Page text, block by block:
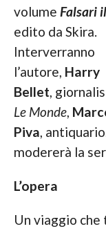
volume Falsari
edito da Skira.
Interverranno
l’autore, Harry
Bellet,
Le Monde,
Piva,
modererà la
L’opera
Un viaggio